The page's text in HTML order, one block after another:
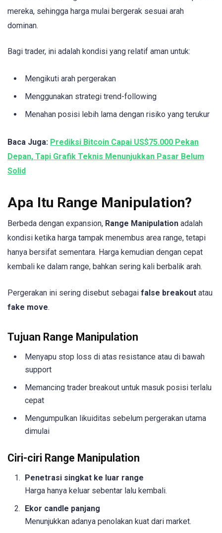
mereka, sehingga harga mulai bergerak sesuai arah
dominan.
Bagi trader, ini adalah kondisi yang relatif aman untuk:
Mengikuti arah pergerakan
Menggunakan strategi trend-following
Menahan posisi lebih lama dengan risiko yang terukur
Baca Juga: Prediksi Bitcoin Capai US$75.000 Pekan
Depan, Tapi Grafik Teknis Menunjukkan Pasar Belum
Solid
Apa Itu Range Manipulation?
Berbeda dengan expansion, Range Manipulation adalah
kondisi ketika harga tampak menembus area range, tetapi
hanya bersifat sementara. Harga kemudian dengan cepat
kembali ke dalam range, bahkan sering kali berbalik arah.
Pergerakan ini sering disebut sebagai false breakout atau
fake move.
Tujuan Range Manipulation
Menyapu stop loss di atas resistance atau di bawah
support
Memancing trader breakout untuk masuk posisi terlalu
cepat
Mengumpulkan likuiditas sebelum pergerakan utama
dimulai
Ciri-ciri Range Manipulation
Penetrasi singkat ke luar range
Harga hanya keluar sebentar lalu kembali.
Ekor candle panjang
Menunjukkan adanya penolakan kuat dari market.